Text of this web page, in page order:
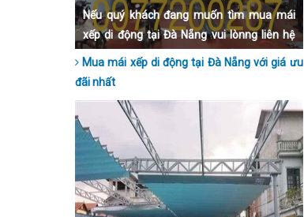
Nếu quý khách đang muốn tìm mua mái
xếp di động tại Đà Nẵng vui lònng liên hệ
qua số hotline 0977200287 để được tư vấn
nhanh nhất nhé.
Mua mái xếp di động tại Đà Nẵng với giá ưu
đãi nhất